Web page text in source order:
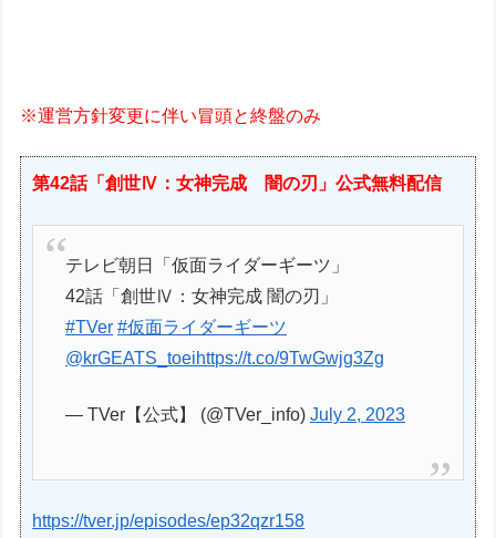
※運営方針変更に伴い冒頭と終盤のみ
第42話「創世Ⅳ：女神完成 闇の刃」公式無料配信
テレビ朝日「仮面ライダーギーツ」
42話「創世Ⅳ：女神完成 闇の刃」
#TVer #仮面ライダーギーツ
@krGEATS_toeihttps://t.co/9TwGwjg3Zg
— TVer【公式】 (@TVer_info)July 2, 2023
https://tver.jp/episodes/ep32qzr158